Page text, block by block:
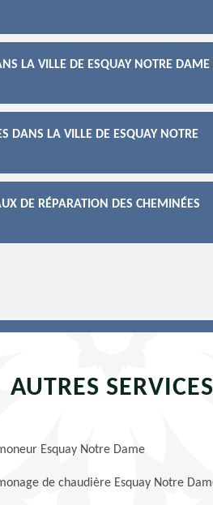
LA VILLE DE ESQUAY NOTRE DAME
DANS LA VILLE DE ESQUAY NOTRE
DE RÉPARATION DES CHEMINÉES
AUTRES SERVICES
Esquay Notre Dame
de chaudière Esquay Notre